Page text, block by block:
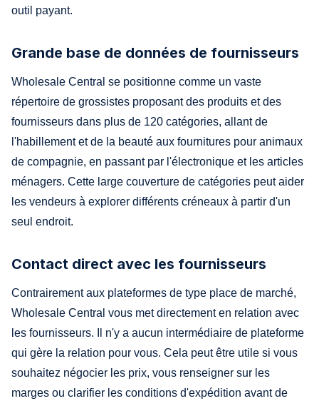
outil payant.
Grande base de données de fournisseurs
Wholesale Central se positionne comme un vaste
répertoire de grossistes proposant des produits et des
fournisseurs dans plus de 120 catégories, allant de
l'habillement et de la beauté aux fournitures pour animaux
de compagnie, en passant par l'électronique et les articles
ménagers. Cette large couverture de catégories peut aider
les vendeurs à explorer différents créneaux à partir d'un
seul endroit.
Contact direct avec les fournisseurs
Contrairement aux plateformes de type place de marché,
Wholesale Central vous met directement en relation avec
les fournisseurs. Il n'y a aucun intermédiaire de plateforme
qui gère la relation pour vous. Cela peut être utile si vous
souhaitez négocier les prix, vous renseigner sur les
marges ou clarifier les conditions d'expédition avant de